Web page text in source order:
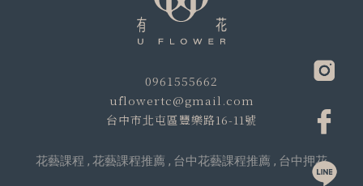
0961555662
uflowertc@gmail.com
台中市北屯區豐樂路16-11號
花藝課程 花藝課程推薦 台中花藝課程推薦 台中押花